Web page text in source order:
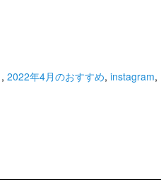
, 2022年4月のおすすめ, instagram,